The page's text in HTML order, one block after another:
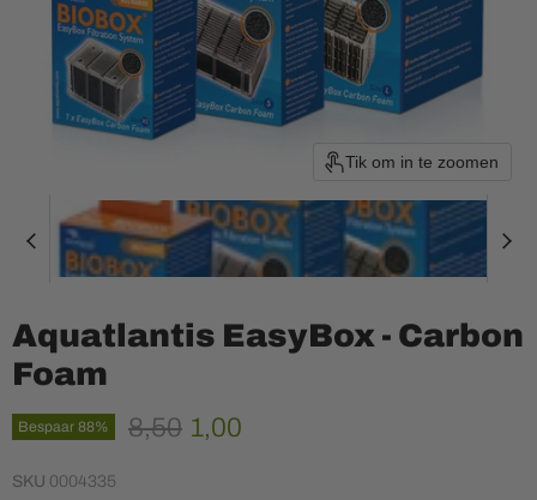
Tik om in te zoomen
Aquatlantis EasyBox - Carbon
Foam
Bespaar 88% Oorspronkelijke prijs
8,50 Huidige prijs
1,00
SKU 0004335